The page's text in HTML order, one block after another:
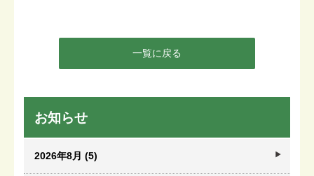
一覧に戻る
お知らせ
2026年8月 (5)